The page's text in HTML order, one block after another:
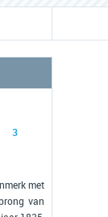
3
met
van